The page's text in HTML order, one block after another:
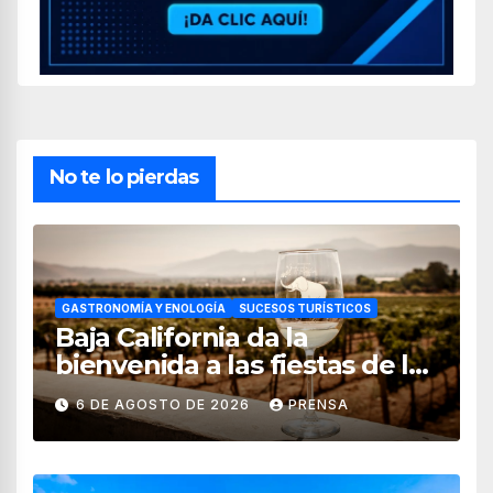
No te lo pierdas
GASTRONOMÍA Y ENOLOGÍA SUCESOS TURÍSTICOS
Baja California da la
bienvenida a las fiestas de la
vendimia 2026
6 DE AGOSTO DE 2026 PRENSA